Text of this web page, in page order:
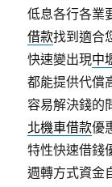
低息各行各業
借款找到適合
快速變出現中
都能提供代償
容易解決錢的
北機車借款優
特性快速借錢
週轉方式資金